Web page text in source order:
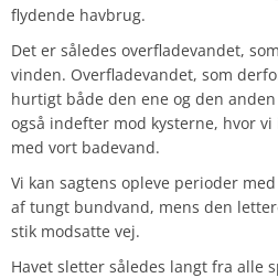
flydende havbrug.
Det er således overfladevandet,
vinden. Overfladevandet, som
hurtigt både den ene og den
også indefter mod kysterne, hvor
med vort badevand.
Vi kan sagtens opleve perioder
af tungt bundvand, mens den
stik modsatte vej.
Havet sletter således langt fra alle